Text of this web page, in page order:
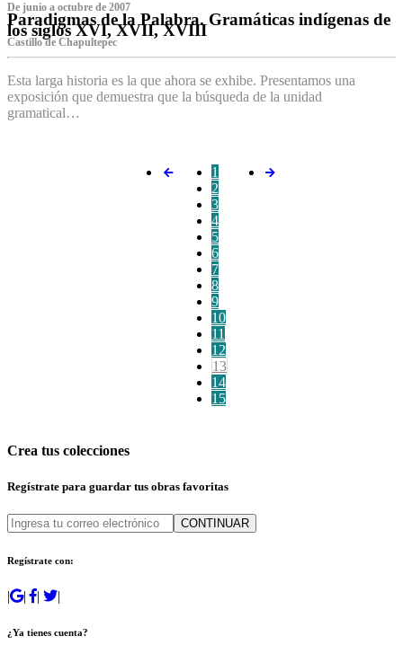
De junio a octubre de 2007
Paradigmas de la Palabra. Gramáticas indígenas de
los siglos XVI, XVII, XVIII
Castillo de Chapultepec
Esta larga historia es la que ahora se exhibe. Presentamos una
exposición que demuestra que la búsqueda de la unidad
gramatical…
1
2
3
4
5
6
7
8
9
10
11
12
13
14
15
Crea tus colecciones
Regístrate para guardar tus obras favoritas
CONTINUAR
Regístrate con:
| | | |
¿Ya tienes cuenta?